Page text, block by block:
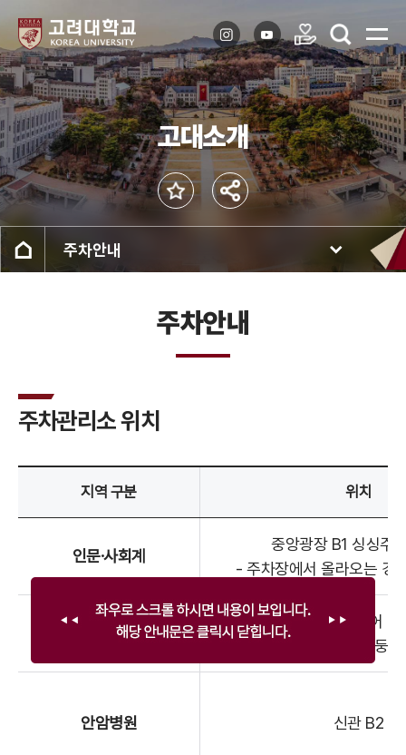
고대소개
주차안내
주차안내
주차관리소 위치
지역 구분 위치
인문·사회계
중앙광장 B1 싱싱주
- 주차장에서 올라오는 경
자연계
하나스퀘어 B2
C35번 기둥 앞
안암병원 신관 B2